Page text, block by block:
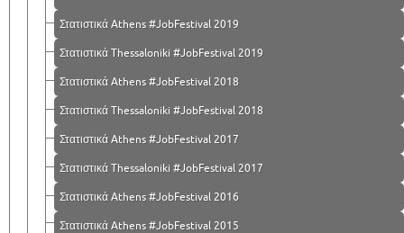
Στατιστικά Athens #JobFestival 2019
Στατιστικά Thessaloniki #JobFestival 2019
Στατιστικά Athens #JobFestival 2018
Στατιστικά Thessaloniki #JobFestival 2018
Στατιστικά Athens #JobFestival 2017
Στατιστικά Thessaloniki #JobFestival 2017
Στατιστικά Athens #JobFestival 2016
Στατιστικά Athens #JobFestival 2015